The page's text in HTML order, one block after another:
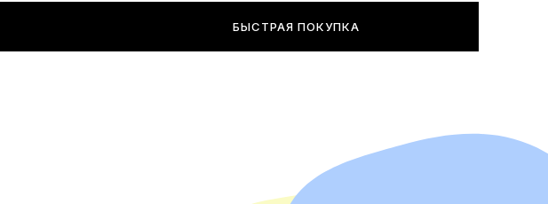
БЫСТРАЯ ПОКУПКА